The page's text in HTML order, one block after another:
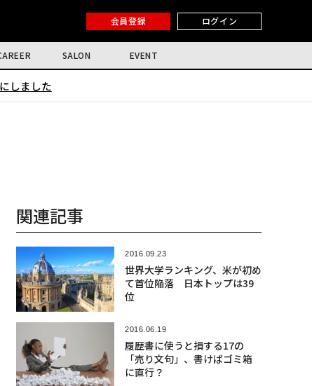
会員登録 ログイン
SALON EVENT
しました
関連記事
2016.09.23
世界大学ランキング、米が初め
て首位陥落 日本トップは39
位
2016.06.19
履歴書に使うと損する17の
「売り文句」、書けばゴミ箱
に直行？